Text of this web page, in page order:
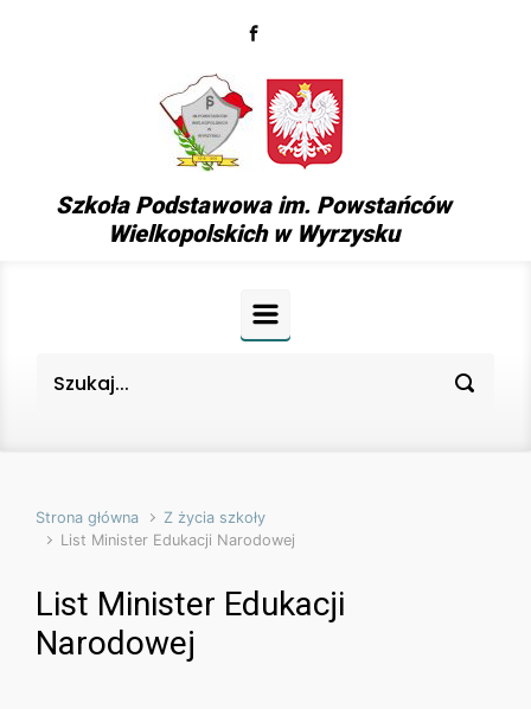
Szkoła Podstawowa im. Powstańców
Wielkopolskich w Wyrzysku
Strona główna
Z życia szkoły
List Minister Edukacji Narodowej
List Minister Edukacji
Narodowej